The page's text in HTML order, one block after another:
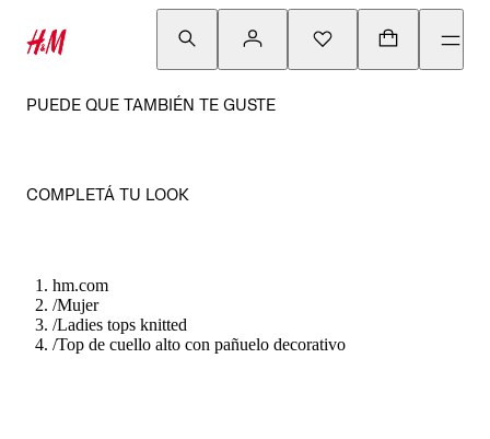
PUEDE QUE TAMBIÉN TE GUSTE
COMPLETÁ TU LOOK
hm.com
/Mujer
/Ladies tops knitted
/Top de cuello alto con pañuelo decorativo